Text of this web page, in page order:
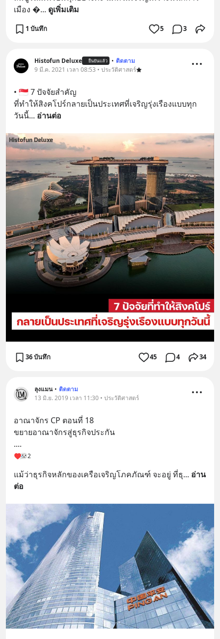
เมือง ... ดูเพิ่มเติม
1 บันทึก 5 3
Histofun Deluxe ยืนยันแล้ว • ติดตาม
9 มี.ค. 2021 เวลา 08:53 • ประวัติศาสตร์
• 🇸🇬 7 ปัจจัยสำคัญ
ที่ทำให้สิงคโปร์กลายเป็นประเทศที่เจริญรุ่งเรืองแบบทุก
วันนี้... อ่านต่อ
36 บันทึก 45 4 34
ลุงแมน • ติดตาม
13 มิ.ย. 2019 เวลา 11:30 • ประวัติศาสตร์
อาณาจักร CP ตอนที่ 18
ขยายอาณาจักรสู่ธุรกิจประกัน
....
2
แม้ว่าธุรกิจหลักของเครือเจริญโภคภัณฑ์ จะอยู่ ที่ธุ... อ่าน
ต่อ